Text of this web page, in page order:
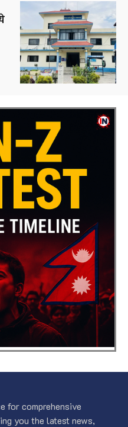
for comprehensive
you the latest news,